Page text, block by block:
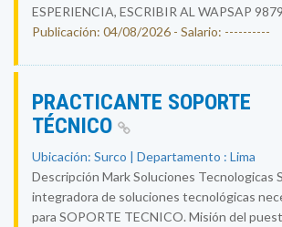
ESPERIENCIA, ESCRIBIR AL WAPSAP
Publicación: 04/08/2026 - Salario: ----------
PRACTICANTE SOPORTE
TÉCNICO
Ubicación: Surco | Departamento : Lima
Descripción Mark Soluciones Tecnologicas
integradora de soluciones tecnológicas
para SOPORTE TECNICO. Misión del